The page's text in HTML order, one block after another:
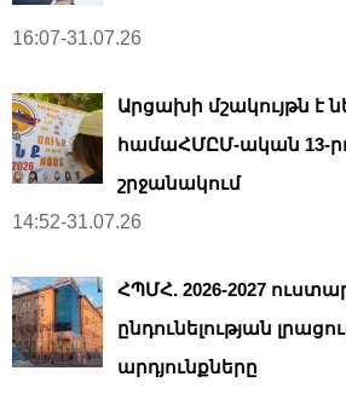
16:07-31.07.26
Արցախի մշակույթն է
համաՀՄԸՄ-ական 13-
շրջանակում
14:52-31.07.26
ՀՊՄՀ. 2026-2027
ընդունելության
արդյունքները